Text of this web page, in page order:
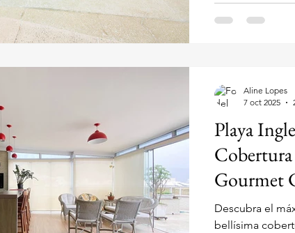
Situado en la
huéspedes .
Playa
Gourmet
Descubra el
bellísima cobertura de alquiler temporario ,
Aline Lopes
7 oct 2025